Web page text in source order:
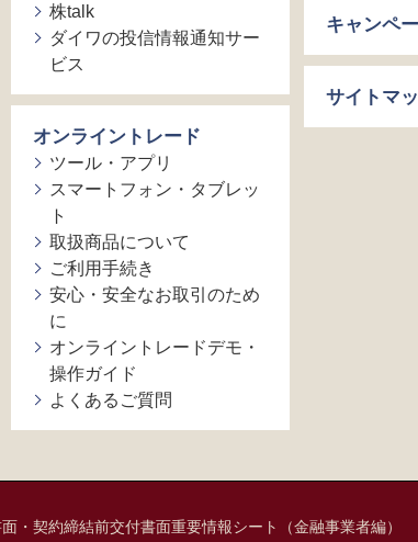
株talk
ダイワの投信情報通知サー
ビス
オンライントレード
ツール・アプリ
スマートフォン・タブレッ
ト
取扱商品について
ご利用手続き
安心・安全なお取引のため
に
オンライントレードデモ・
操作ガイド
よくあるご質問
キャンペ
サイトマ
面・契約締結前交付書面重要情報シート（金融事業者編）